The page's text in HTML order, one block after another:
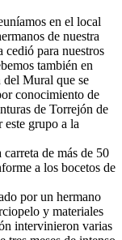
en el local
de nuestra
cedió para nuestros
también en
del Mural que se
conocimiento de
de Torrejón de
grupo a la
de más de 50
a los bocetos de
por un hermano
y materiales
intervinieron varias